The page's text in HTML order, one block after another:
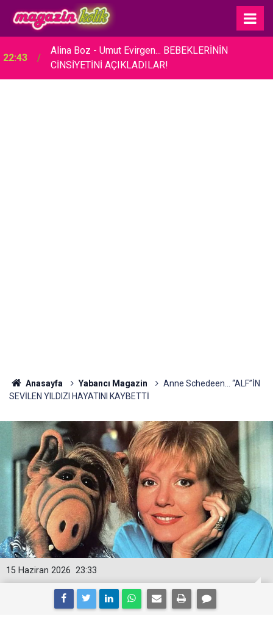
22:43
Alina Boz - Umut Evirgen... BEBEKLERİNİN
CİNSİYETİNİ AÇIKLADILAR!
Anasayfa Yabancı Magazin
Anne Schedeen... “ALF”İN
SEVİLEN YILDIZI HAYATINI KAYBETTİ
23:33
15 Haziran 2026